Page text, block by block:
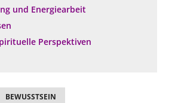
und Energiearbeit
Perspektiven
BEWUSSTSEIN